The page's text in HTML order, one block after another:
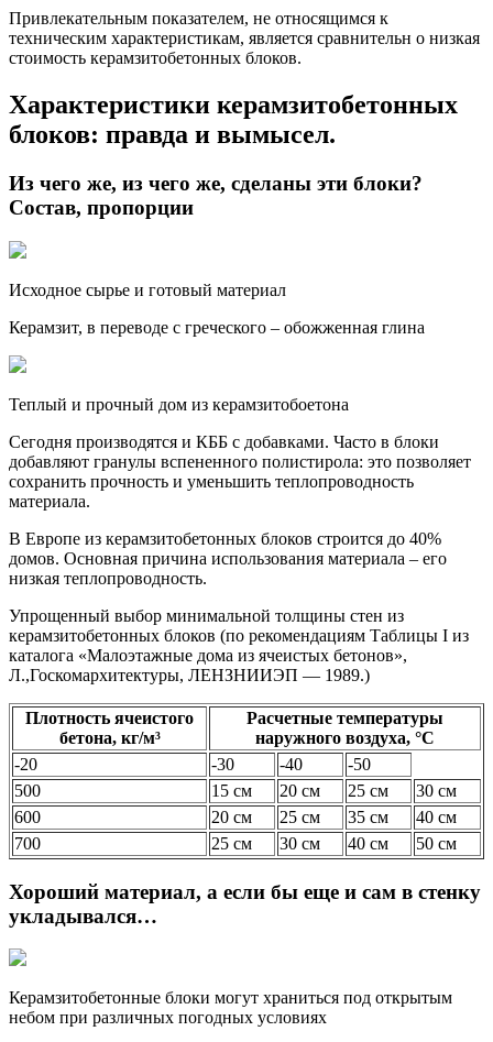
Привлекательным показателем, не относящимся к
техническим характеристикам, является сравнительн о низкая
стоимость керамзитобетонных блоков.
Характеристики керамзитобетонных
блоков: правда и вымысел.
Из чего же, из чего же, сделаны эти блоки?
Состав, пропорции
Исходное сырье и готовый материал
Керамзит, в переводе с греческого – обожженная глина
Теплый и прочный дом из керамзитобоетона
Сегодня производятся и КББ с добавками. Часто в блоки
добавляют гранулы вспененного полистирола: это позволяет
сохранить прочность и уменьшить теплопроводность
материала.
В Европе из керамзитобетонных блоков строится до 40%
домов. Основная причина использования материала – его
низкая теплопроводность.
Упрощенный выбор минимальной толщины стен из
керамзитобетонных блоков (по рекомендациям Таблицы I из
каталога «Малоэтажные дома из ячеистых бетонов»,
Л.,Госкомархитектуры, ЛЕНЗНИИЭП — 1989.)
Плотность ячеистого
бетона, кг/м³
Расчетные температуры
наружного воздуха, °C
-20
-30 -40
-50
500
15 см 20 см 25 см
30 см
600
20 см 25 см 35 см
40 см
700
25 см 30 см 40 см 50 см
Хороший материал, а если бы еще и сам в стенку
укладывался…
Керамзитобетонные блоки могут храниться под открытым
небом при различных погодных условиях